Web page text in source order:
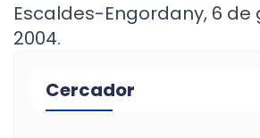
Escaldes-Engordany, 6 de
2004.
Cercador